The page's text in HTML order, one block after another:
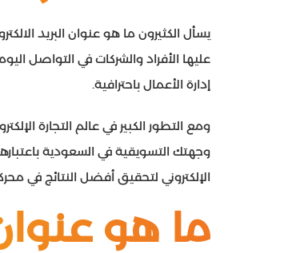
يسأل الكثيرون ما هو عنوان البريد
عليها الأفراد والشركات في التواصل
إدارة الأعمال باحترافية.
ومع التطور الكبير في عالم التجارة
وجهتك التسويقية في السعودية
الإلكتروني لتحقيق أفضل النتائج في
ما هو عنوان